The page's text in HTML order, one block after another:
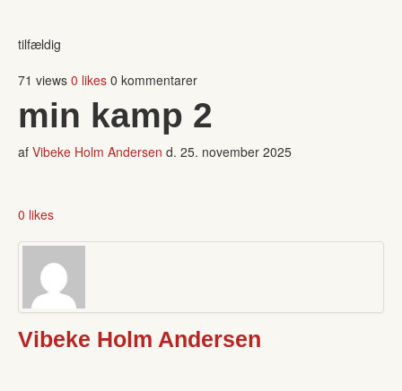
tilfældig
71 views 0 likes 0 kommentarer
min kamp 2
af Vibeke Holm Andersen d. 25. november 2025
0 likes
Vibeke Holm Andersen